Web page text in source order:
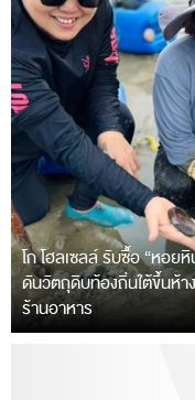
โก โฮลเซลล์ รับซื้อ “หอ
ดันวัตถุดิบท้องถิ่นใต้ขึ้นห้า
ร้านอาหาร